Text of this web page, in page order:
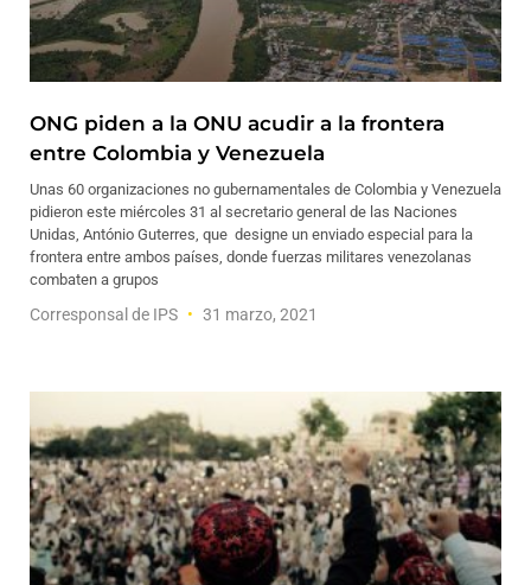
ONG piden a la ONU acudir a la frontera
entre Colombia y Venezuela
Unas 60 organizaciones no gubernamentales de Colombia y Venezuela
pidieron este miércoles 31 al secretario general de las Naciones
Unidas, António Guterres, que designe un enviado especial para la
frontera entre ambos países, donde fuerzas militares venezolanas
combaten a grupos
Corresponsal de IPS 31 marzo, 2021